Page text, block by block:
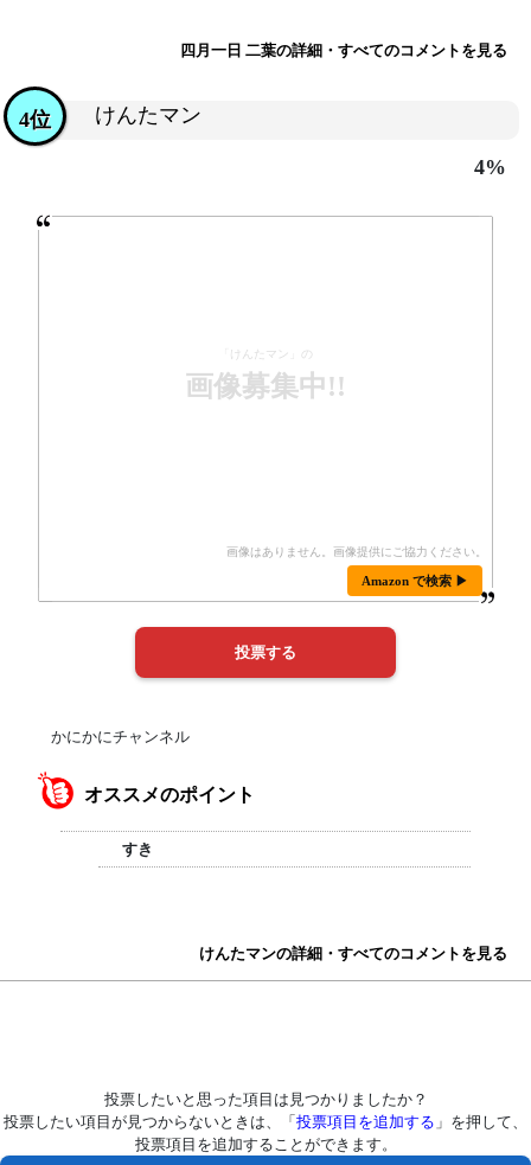
四月一日 二葉の詳細・すべてのコメントを見る
けんたマン
4位
4%
「けんたマン」の
画像募集中!!
Amazon で検索 ▶
かにかにチャンネル
オススメのポイント
すき
けんたマンの詳細・すべてのコメントを見る
投票したいと思った項目は見つかりましたか？
投票したい項目が見つからないときは、「 投票項目を追加する 」を押して、
投票項目を追加することができます。